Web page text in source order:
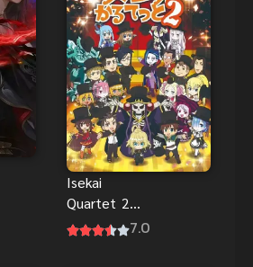
Isekai
Quartet 2
ภาค 2
7.0